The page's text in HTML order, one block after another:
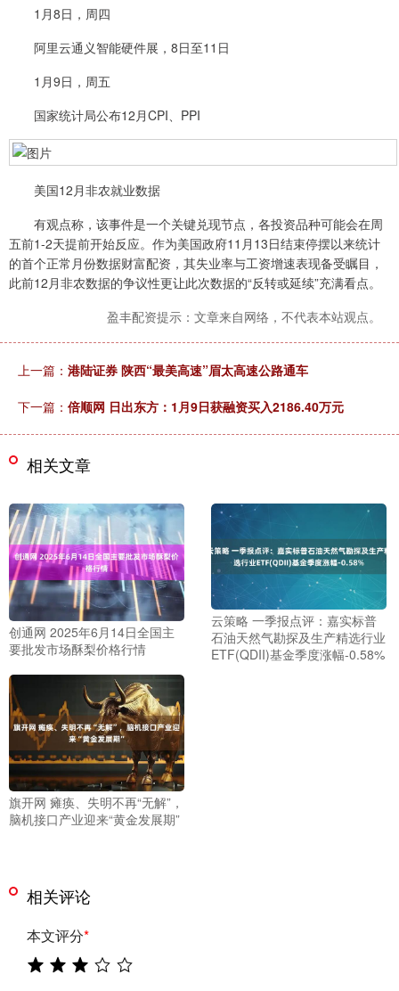
1月8日，周四
阿里云通义智能硬件展，8日至11日
1月9日，周五
国家统计局公布12月CPI、PPI
美国12月非农就业数据
有观点称，该事件是一个关键兑现节点，各投资品种可能会在周
五前1-2天提前开始反应。作为美国政府11月13日结束停摆以来统计
的首个正常月份数据财富配资，其失业率与工资增速表现备受瞩目，
此前12月非农数据的争议性更让此次数据的“反转或延续”充满看点。
盈丰配资提示：文章来自网络，不代表本站观点。
上一篇： 港陆证券 陕西“最美高速”眉太高速公路通车
下一篇： 倍顺网 日出东方：1月9日获融资买入2186.40万元
相关文章
创通网 2025年6月14日全国主
要批发市场酥梨价格行情
云策略 一季报点评：嘉实标普
石油天然气勘探及生产精选行业
ETF(QDII)基金季度涨幅-0.58%
旗开网 瘫痪、失明不再“无解”，
脑机接口产业迎来“黄金发展期”
相关评论
本文评分*